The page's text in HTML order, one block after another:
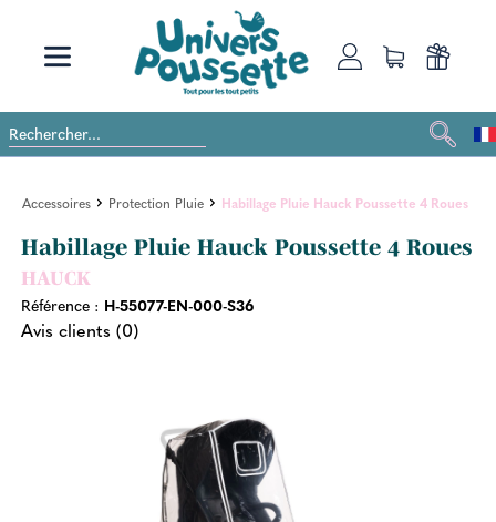
Accessoires Protection Pluie Habillage Pluie Hauck Poussette 4 Roues
Habillage Pluie Hauck Poussette 4 Roues
HAUCK
Référence : H-55077-EN-000-S36
Avis clients (0)